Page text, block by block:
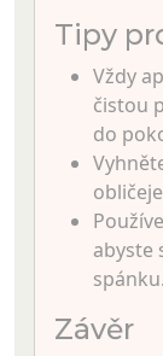
Tipy
Vždy
čistou
do
abyste
spánku.
Závěr